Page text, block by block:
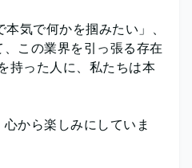
気で何かを掴みたい」、
、この業界を引っ張る存在
持った人に、私たちは本
から楽しみにしていま